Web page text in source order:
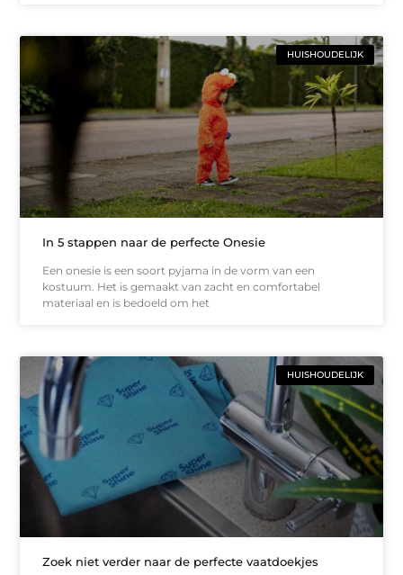
HUISHOUDELIJK
In 5 stappen naar de perfecte Onesie
Een onesie is een soort pyjama in de vorm van een
kostuum. Het is gemaakt van zacht en comfortabel
materiaal en is bedoeld om het
HUISHOUDELIJK
Zoek niet verder naar de perfecte vaatdoekjes